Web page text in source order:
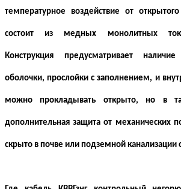
температурное воздействие от
состоит из медных монолитных
Конструкция предусматривает
оболочки, прослойки с заполнением, и
можно прокладывать открыто, но в
дополнительная защита от механических
скрыто в почве или подземной канализации